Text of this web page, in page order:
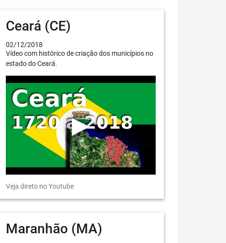
Ceará (CE)
02/12/2018
Vídeo com histórico de criação dos municípios no
estado do Ceará.
Veja direto no Youtube
Maranhão (MA)